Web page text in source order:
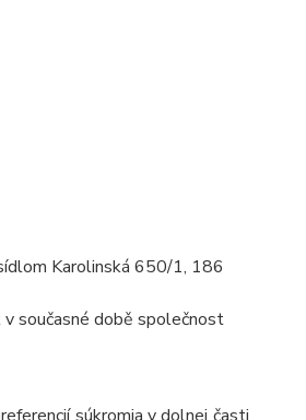
Karolinská 650/1, 186
současné době společnost